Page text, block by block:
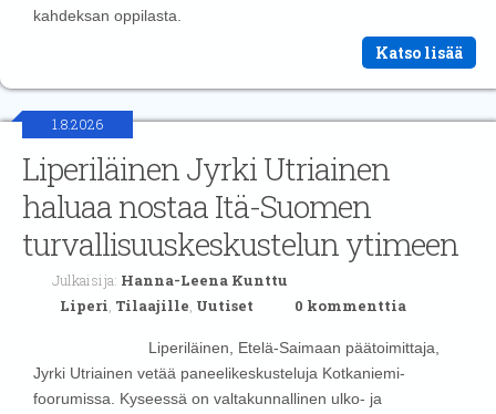
kahdeksan oppilasta.
Katso lisää
1.8.2026
Liperiläinen Jyrki Utriainen
haluaa nostaa Itä-Suomen
turvallisuuskeskustelun ytimeen
Julkaisija: Hanna-Leena Kunttu
Liperi, Tilaajille, Uutiset 0 kommenttia
Liperiläinen, Etelä-Saimaan päätoimittaja,
Jyrki Utriainen vetää paneelikeskusteluja Kotkaniemi-
foorumissa. Kyseessä on valtakunnallinen ulko- ja